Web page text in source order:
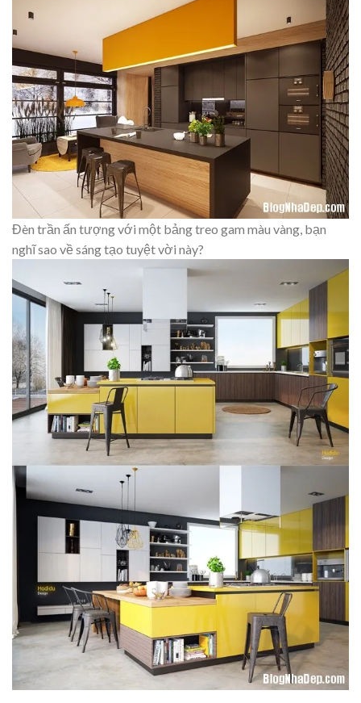
Đèn trần ấn tượng với một bảng treo gam màu vàng, bạn
nghĩ sao về sáng tạo tuyệt vời này?